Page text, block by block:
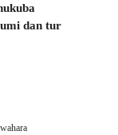
dan tur